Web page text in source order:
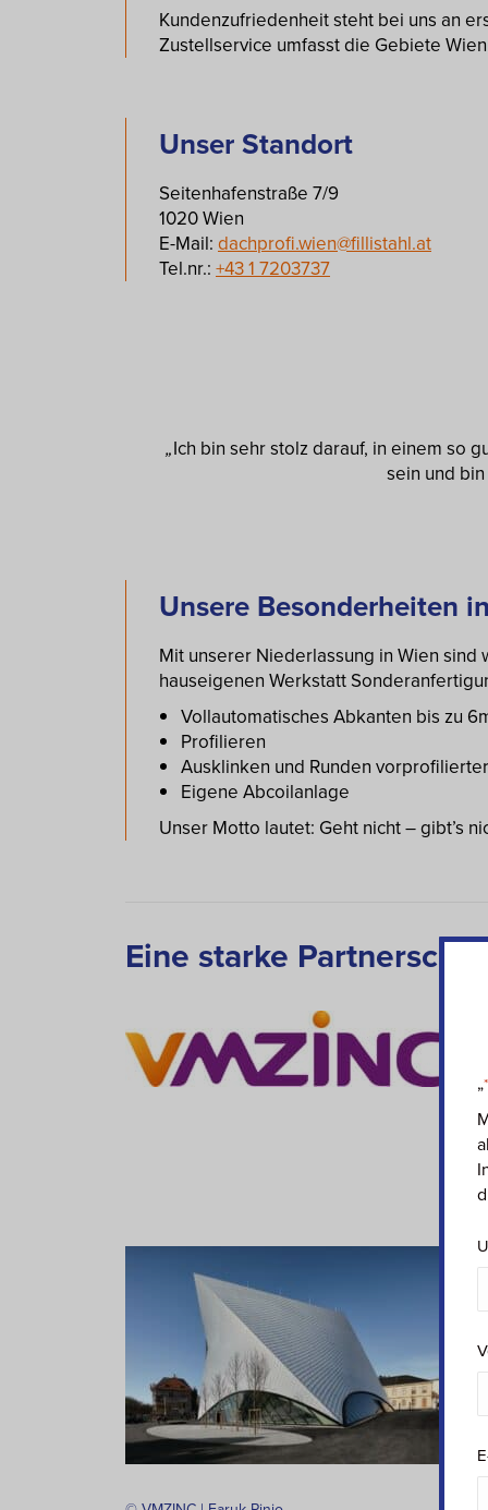
Kundenzufriedenheit steht bei uns an
Zustellservice umfasst die Gebiete
Unser Standort
Seitenhafenstraße 7/9
1020 Wien
E-Mail: dachprofi.wien@fillistahl.at
Tel.nr.: +43 1 7203737
„Ich bin sehr stolz darauf, in einem so
sein und
Unsere Besonderheiten
Mit unserer Niederlassung in Wien
hauseigenen Werkstatt
Vollautomatisches Abkanten bis zu
Profilieren
Ausklinken und Runden
Eigene Abcoilanlage
Unser Motto lautet: Geht nicht – gibt’s
Eine starke
„*